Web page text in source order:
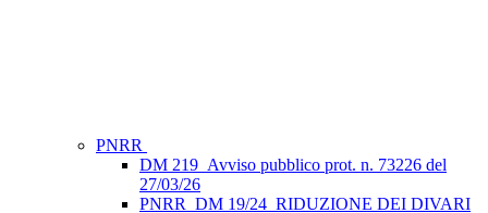
PNRR
DM 219_Avviso pubblico prot. n. 73226 del
27/03/26
PNRR_DM 19/24_RIDUZIONE DEI DIVARI